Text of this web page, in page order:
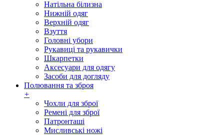
Натільна білизна
Нижній одяг
Верхній одяг
Взуття
Головні убори
Рукавиці та рукавички
Шкарпетки
Аксесуари для одягу
Засоби для догляду
Полювання та зброя
+
Чохли для зброї
Ремені для зброї
Патронташі
Мисливські ножі